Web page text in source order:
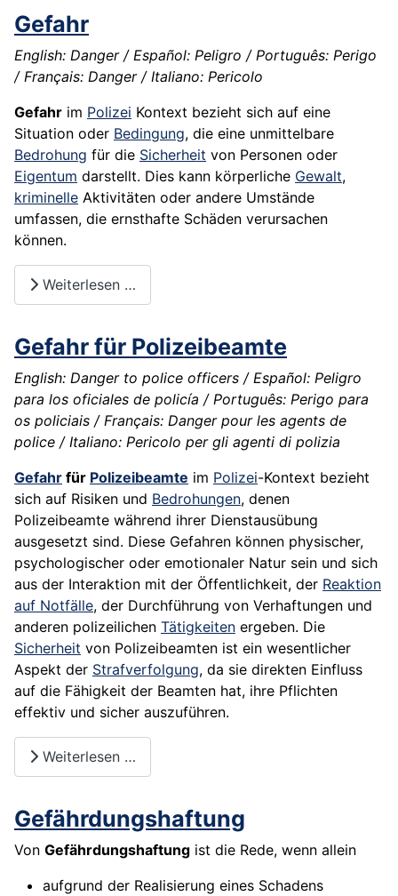
Gefahr
English: Danger / Español: Peligro / Português: Perigo
/ Français: Danger / Italiano: Pericolo
Gefahr im Polizei Kontext bezieht sich auf eine
Situation oder Bedingung, die eine unmittelbare
Bedrohung für die Sicherheit von Personen oder
Eigentum darstellt. Dies kann körperliche Gewalt,
kriminelle Aktivitäten oder andere Umstände
umfassen, die ernsthafte Schäden verursachen
können.
Weiterlesen …
Gefahr für Polizeibeamte
English: Danger to police officers / Español: Peligro
para los oficiales de policía / Português: Perigo para
os policiais / Français: Danger pour les agents de
police / Italiano: Pericolo per gli agenti di polizia
Gefahr für Polizeibeamte im Polizei-Kontext bezieht
sich auf Risiken und Bedrohungen, denen
Polizeibeamte während ihrer Dienstausübung
ausgesetzt sind. Diese Gefahren können physischer,
psychologischer oder emotionaler Natur sein und sich
aus der Interaktion mit der Öffentlichkeit, der Reaktion
auf Notfälle, der Durchführung von Verhaftungen und
anderen polizeilichen Tätigkeiten ergeben. Die
Sicherheit von Polizeibeamten ist ein wesentlicher
Aspekt der Strafverfolgung, da sie direkten Einfluss
auf die Fähigkeit der Beamten hat, ihre Pflichten
effektiv und sicher auszuführen.
Weiterlesen …
Gefährdungshaftung
Von Gefährdungshaftung ist die Rede, wenn allein
aufgrund der Realisierung eines Schadens